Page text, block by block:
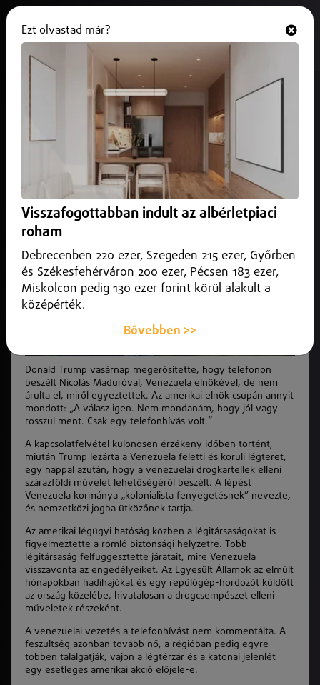
Trump titokzatos telefonhívást
intézett Madurohoz
2025. december 01.Külföld
Nő a feszültség Venezuela körül
Donald Trump vasárnap megerősítette, hogy telefonon
beszélt Nicolás Maduróval, Venezuela elnökével, de nem
árulta el, miről egyeztettek. Az amerikai elnök csupán annyit
mondott: „A válasz igen. Nem mondanám, hogy jól vagy
rosszul ment. Csak egy telefonhívás volt.”
A kapcsolatfelvétel különösen érzékeny időben történt,
miután Trump lezárta a Venezuela feletti és körüli légteret,
egy nappal azután, hogy a venezuelai drogkartellek elleni
szárazföldi művelet lehetőségéről beszélt. A lépést
Venezuela kormánya „kolonialista fenyegetésnek” nevezte,
és nemzetközi jogba ütközőnek tartja.
Az amerikai légügyi hatóság közben a légitársaságokat is
figyelmeztette a romló biztonsági helyzetre. Több
légitársaság felfüggesztette járatait, mire Venezuela
visszavonta az engedélyeiket. Az Egyesült Államok az elmúlt
hónapokban hadihajókat és egy repülőgép-hordozót küldött
az ország közelébe, hivatalosan a drogcsempészet elleni
műveletek részeként.
A venezuelai vezetés a telefonhívást nem kommentálta. A
feszültség azonban tovább nő, a régióban pedig egyre
többen találgatják, vajon a légtérzár és a katonai jelenlét
egy esetleges amerikai akció előjele-e.
Ezt olvastad már?
Visszafogottabban indult az albérletpiaci
roham
Debrecenben 220 ezer, Szegeden 215 ezer, Győrben
és Székesfehérváron 200 ezer, Pécsen 183 ezer,
Miskolcon pedig 130 ezer forint körül alakult a
középérték.
Bővebben >>